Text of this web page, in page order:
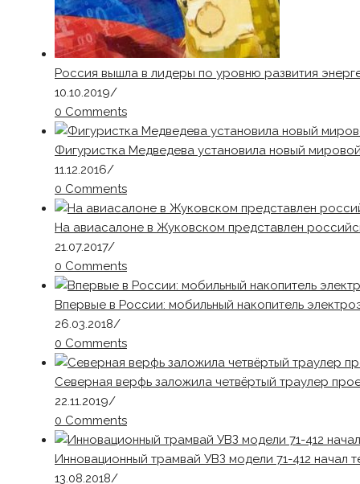
Россия вышла в лидеры по уровню развития
10.10.2019/
0 Comments
Фигуристка Медведева установила новый
11.12.2016/
0 Comments
На авиасалоне в Жуковском представлен
21.07.2017/
0 Comments
Впервые в России: мобильный накопитель
26.03.2018/
0 Comments
Северная верфь заложила четвёртый траулер
22.11.2019/
0 Comments
Инновационный трамвай УВЗ модели 71-412 начал
13.08.2018/